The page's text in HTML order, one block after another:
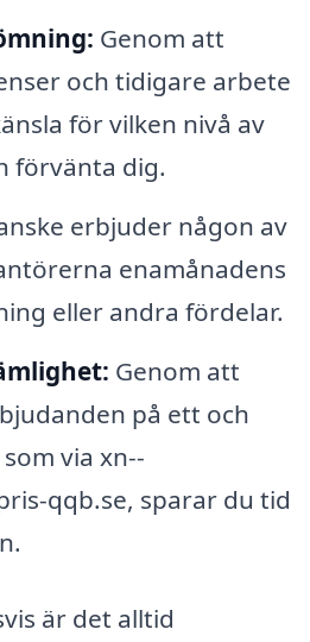
Genom att
och tidigare arbete
för vilken nivå av
förvänta dig.
erbjuder någon av
enamånadens
eller andra fördelar.
Genom att
på ett och
via xn--
qqb.se, sparar du tid
är det alltid